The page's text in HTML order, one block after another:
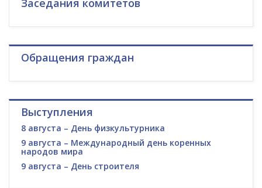
Заседания комитетов
Обращения граждан
Выступления
8 августа – День физкультурника
9 августа – Международный день коренных
народов мира
9 августа – День строителя